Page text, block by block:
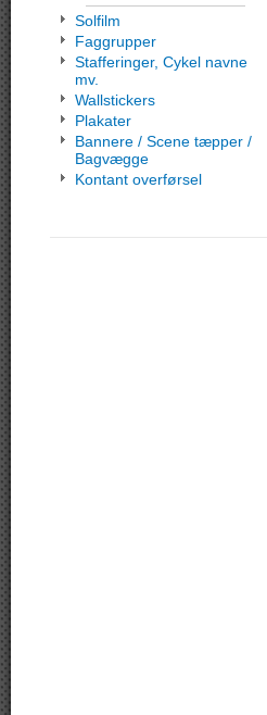
Solfilm
Faggrupper
Stafferinger, Cykel navne
mv.
Wallstickers
Plakater
Bannere / Scene tæpper /
Bagvægge
Kontant overførsel